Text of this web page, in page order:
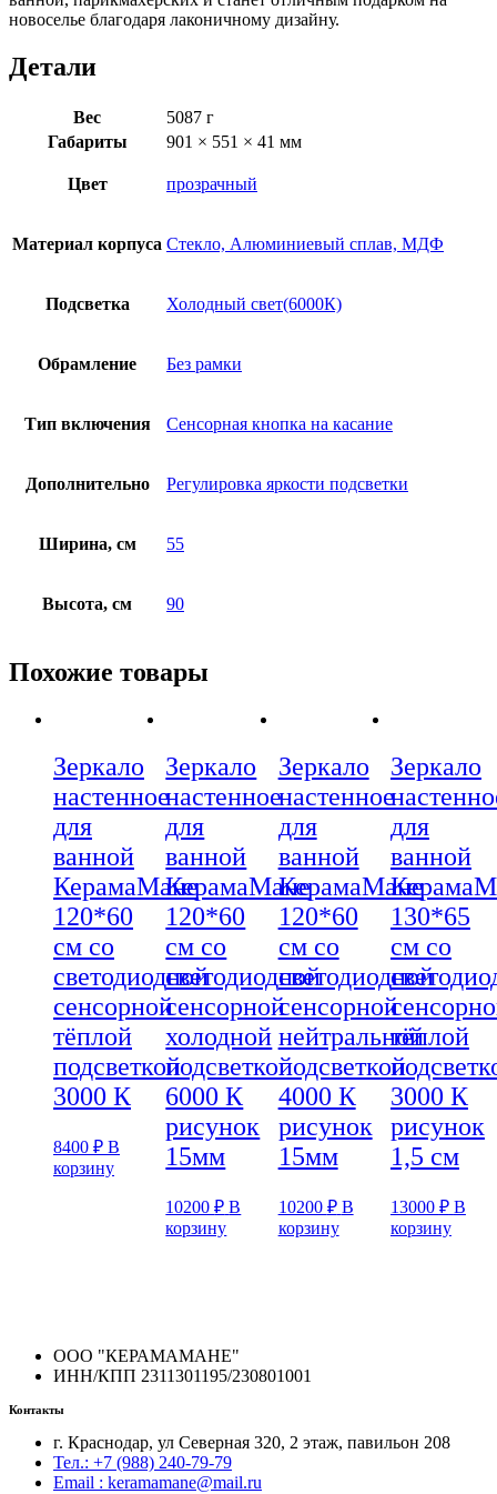
новоселье благодаря лаконичному дизайну.
Детали
Вес
5087 г
Габариты
901 × 551 × 41 мм
Цвет прозрачный
Материал корпуса Стекло, Алюминиевый сплав, МДФ
Подсветка Холодный свет(6000К)
Обрамление Без рамки
Тип включения Сенсорная кнопка на касание
Дополнительно Регулировка яркости подсветки
Ширина, см 55
Высота, см 90
Похожие товары
Зеркало
настенное
для
ванной
КерамаМане
120*60
см со
светодиодной
сенсорной
тёплой
подсветкой
3000 К
8400 ₽ В
корзину
Зеркало
настенное
для
ванной
КерамаМане
120*60
см со
светодиодной
сенсорной
холодной
подсветкой
6000 К
рисунок
15мм
10200₽ В
корзину
Зеркало
настенное
для
ванной
КерамаМане
120*60
см со
светодиодной
сенсорной
нейтральной
подсветкой
4000 К
рисунок
15мм
10200 ₽ В
корзину
Зеркало
для
ванной
130*65
см со
тёплой
3000 К
рисунок
1,5 см
13000 ₽ В
корзину
ООО "КЕРАМАМАНЕ"
ИНН/КПП 2311301195/230801001
Контакты
г. Краснодар, ул Северная 320, 2 этаж, павильон 208
Тел.: +7 (988) 240-79-79
Email : keramamane@mail.ru